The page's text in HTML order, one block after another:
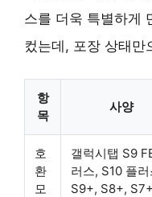
스를 더욱 특별하게
컸는데, 포장 상태만
항
목
사양
호
환
모
갤럭시탭 S9
러스, S10 플러
S9+, S8+,